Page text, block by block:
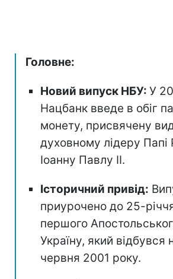
Головне:
Новий випуск НБУ: У
Нацбанк введе в обіг
монету, присвячену
духовному лідеру
Іоанну Павлу II.
Історичний привід:
приурочено до 25-
першого
Україну, який відбувся
червня 2001 року.